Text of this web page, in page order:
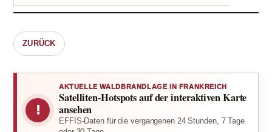
ZURÜCK
!
AKTUELLE WALDBRANDLAGE IN FRANKREICH
Satelliten-Hotspots auf der interaktiven Karte
ansehen
EFFIS-Daten für die vergangenen 24 Stunden, 7 Tage